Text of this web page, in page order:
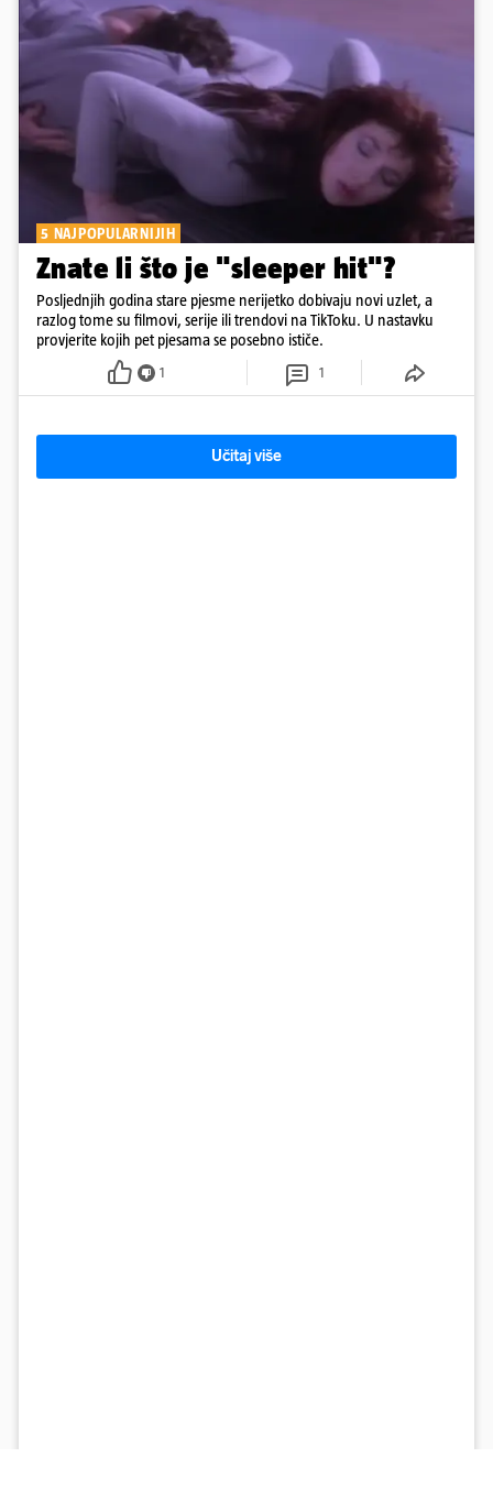
5 NAJPOPULARNIJIH
Znate li što je "sleeper hit"?
Posljednjih godina stare pjesme nerijetko dobivaju novi uzlet, a
razlog tome su filmovi, serije ili trendovi na TikToku. U nastavku
provjerite kojih pet pjesama se posebno ističe.
1 1
Učitaj više